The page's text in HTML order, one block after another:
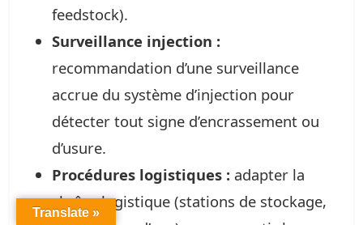
feedstock).
Surveillance injection :
recommandation d’une surveillance
accrue du système d’injection pour
détecter tout signe d’encrassement ou
d’usure.
Procédures logistiques : adapter la
chaîne logistique (stations de stockage,
Translate »